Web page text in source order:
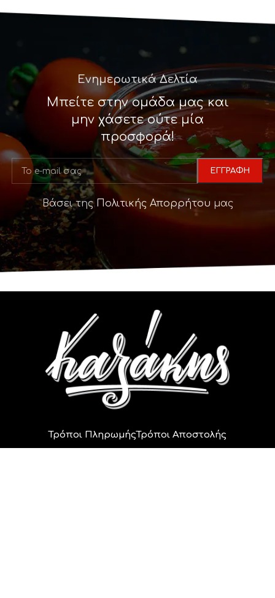
Ενημερωτικά Δελτία
Μπείτε στην ομάδα μας και
μην χάσετε ούτε μία
προσφορά!
Βάσει της Πολιτικής Απορρήτου μας
Τρόποι ΠληρωμήςΤρόποι Αποστολής